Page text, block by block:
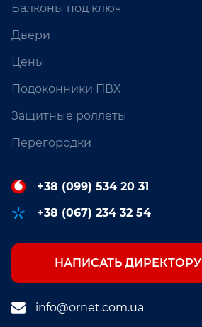
Балконы под ключ
Двери
Цены
Подоконники ПВХ
Защитные роллеты
Перегородки
+38 (099) 534 20 31
+38 (067) 234 32 54
НАПИСАТЬ ДИРЕКТОРУ
info@ornet.com.ua